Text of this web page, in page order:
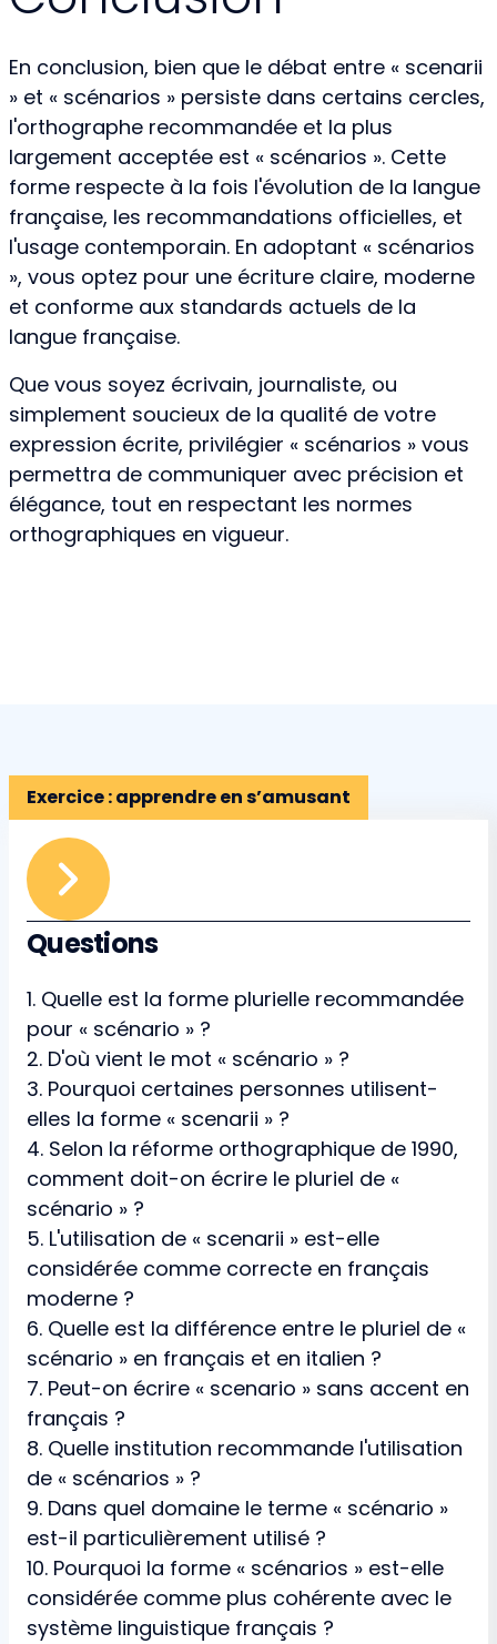
En conclusion, bien que le débat entre « scenarii
» et « scénarios » persiste dans certains cercles,
l'orthographe recommandée et la plus
largement acceptée est « scénarios ». Cette
forme respecte à la fois l'évolution de la langue
française, les recommandations officielles, et
l'usage contemporain. En adoptant « scénarios
», vous optez pour une écriture claire, moderne
et conforme aux standards actuels de la
langue française.
Que vous soyez écrivain, journaliste, ou
simplement soucieux de la qualité de votre
expression écrite, privilégier « scénarios » vous
permettra de communiquer avec précision et
élégance, tout en respectant les normes
orthographiques en vigueur.
Exercice : apprendre en s’amusant
Questions
1. Quelle est la forme plurielle recommandée
pour « scénario » ?
2. D'où vient le mot « scénario » ?
3. Pourquoi certaines personnes utilisent-
elles la forme « scenarii » ?
4. Selon la réforme orthographique de 1990,
comment doit-on écrire le pluriel de «
scénario » ?
5. L'utilisation de « scenarii » est-elle
considérée comme correcte en français
moderne ?
6. Quelle est la différence entre le pluriel de «
scénario » en français et en italien ?
7. Peut-on écrire « scenario » sans accent en
français ?
8. Quelle institution recommande l'utilisation
de « scénarios » ?
9. Dans quel domaine le terme « scénario »
est-il particulièrement utilisé ?
10. Pourquoi la forme « scénarios » est-elle
considérée comme plus cohérente avec le
système linguistique français ?